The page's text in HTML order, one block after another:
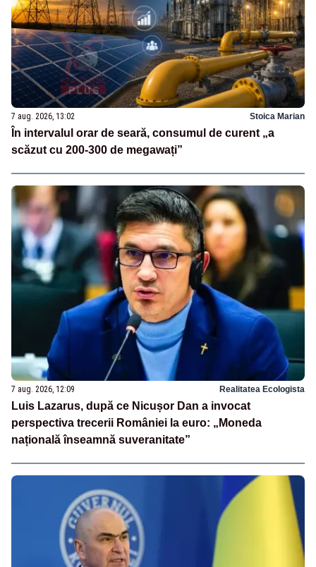
7 aug. 2026, 13:02 Stoica Marian
În intervalul orar de seară, consumul de curent „a
scăzut cu 200-300 de megawați”
7 aug. 2026, 12:09 Realitatea Ecologista
Luis Lazarus, după ce Nicușor Dan a invocat
perspectiva trecerii României la euro: „Moneda
națională înseamnă suveranitate”